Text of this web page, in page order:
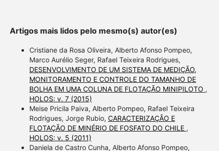
Artigos mais lidos pelo mesmo(s) autor(es)
Cristiane da Rosa Oliveira, Alberto Afonso Pompeo,
Marco Aurélio Seger, Rafael Teixeira Rodrigues,
DESENVOLVIMENTO DE UM SISTEMA DE MEDIÇÃO,
MONITORAMENTO E CONTROLE DO TAMANHO DE
BOLHA EM UMA COLUNA DE FLOTAÇÃO MINIPILOTO ,
HOLOS: v. 7 (2015)
Meise Pricila Paiva, Alberto Pompeo, Rafael Teixeira
Rodrigues, Jorge Rubio, CARACTERIZAÇÃO E
FLOTAÇÃO DE MINÉRIO DE FOSFATO DO CHILE ,
HOLOS: v. 5 (2011)
Daniela de Castro Cunha, Alberto Afonso Pompeo,